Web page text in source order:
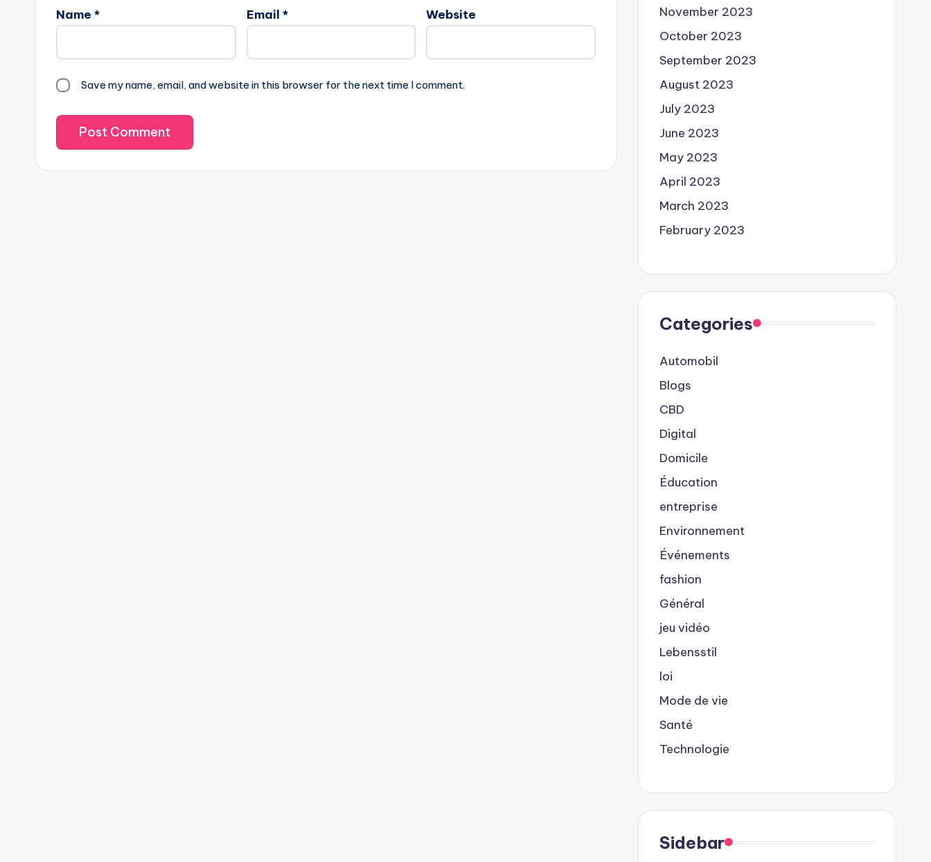
Name * Email * Website
Save my name, email, and website in this browser for the next time I comment.
November 2023
October 2023
September 2023
August 2023
July 2023
June 2023
May 2023
April 2023
March 2023
February 2023
Categories
Automobil
Blogs
CBD
Digital
Domicile
Éducation
entreprise
Environnement
Événements
fashion
Général
jeu vidéo
Lebensstil
loi
Mode de vie
Santé
Technologie
Sidebar